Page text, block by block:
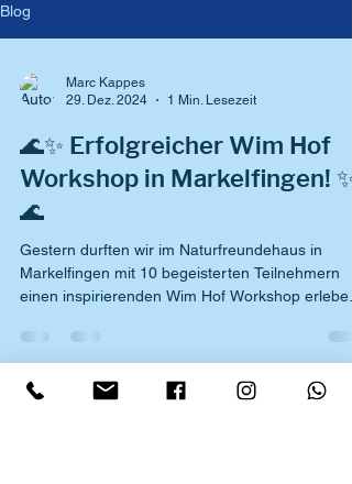
Blog
Marc Kappes
29. Dez. 2024
1 Min. Lesezeit
🌊✨ Erfolgreicher Wim Hof
Workshop in Markelfingen! ✨
🌊
Gestern durften wir im Naturfreundehaus in
Markelfingen mit 10 begeisterten Teilnehmern
einen inspirierenden Wim Hof Workshop erleben!